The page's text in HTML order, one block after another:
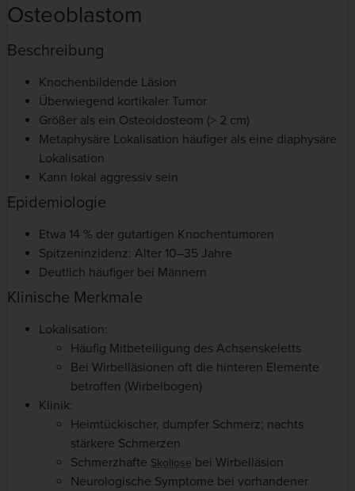
Osteoblastom
Beschreibung
Knochenbildende Läsion
Überwiegend kortikaler Tumor
Größer als ein Osteoidosteom (> 2 cm)
Metaphysäre Lokalisation häufiger als eine diaphysäre
Lokalisation
Kann lokal aggressiv sein
Epidemiologie
Etwa 14 % der gutartigen Knochentumoren
Spitzeninzidenz: Alter 10–35 Jahre
Deutlich häufiger bei Männern
Klinische Merkmale
Lokalisation:
Häufig Mitbeteiligung des Achsenskeletts
Bei Wirbelläsionen oft die hinteren Elemente
betroffen (Wirbelbogen)
Klinik:
Heimtückischer, dumpfer Schmerz; nachts
stärkere Schmerzen
Schmerzhafte Skoliose bei Wirbelläsion
Neurologische Symptome bei vorhandener